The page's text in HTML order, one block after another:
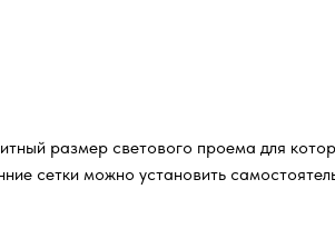
размер светового проема для
сетки можно установить